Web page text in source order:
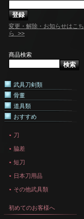
変更・解除・お知らせはこち
ら >>
商品検索
武具刀剣類
骨董
道具類
おすすめ
刀
脇差
短刀
日本刀用品
その他武具類
初めてのお客様へ